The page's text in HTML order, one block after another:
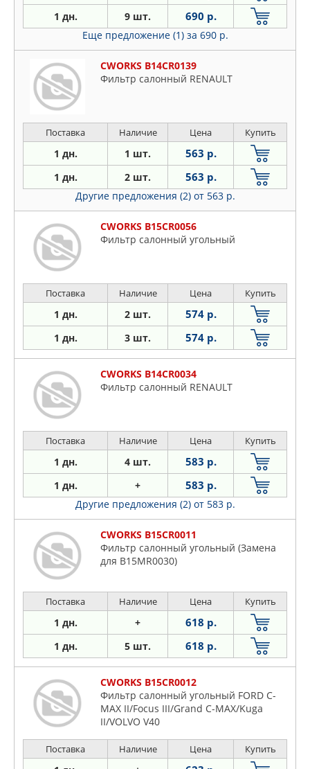
1 дн. 9 шт. 690 р.
Еще предложение (1) за 690 р.
CWORKS B14CR0139
Фильтр салонный RENAULT
Поставка Наличие Цена Купить
1 дн. 1 шт. 563 р.
1 дн. 2 шт. 563 р.
Другие предложения (2) от 563 р.
CWORKS B15CR0056
Фильтр салонный угольный
Поставка Наличие Цена Купить
1 дн. 2 шт. 574 р.
1 дн. 3 шт. 574 р.
CWORKS B14CR0034
Фильтр салонный RENAULT
Поставка Наличие Цена Купить
1 дн. 4 шт. 583 р.
1 дн. + 583 р.
Другие предложения (2) от 583 р.
CWORKS B15CR0011
Фильтр салонный угольный (Замена
для B15MR0030)
Поставка Наличие Цена Купить
1 дн. + 618 р.
1 дн. 5 шт. 618 р.
CWORKS B15CR0012
Фильтр салонный угольный FORD C-
MAX II/Focus III/Grand C-MAX/Kuga
II/VOLVO V40
Поставка Наличие Цена Купить